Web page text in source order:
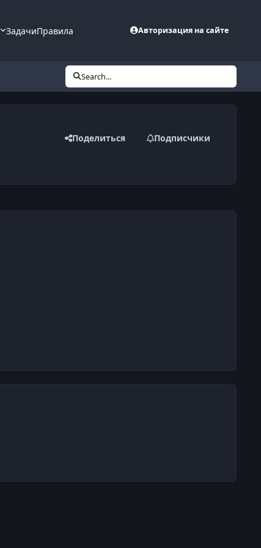
ЗадачиПравила Авторизация на сайте
Search...
Поделиться Подписчики